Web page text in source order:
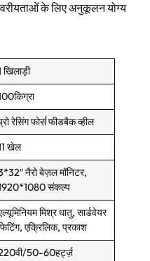
वरीयताओं के लिए अनुकूलन योग्य
खिलाड़ी
रेसिंग फोर्स फीडबैक व्हील
खेल
नैरो बेज़ल मॉनिटर,
संकल्प
मिश्र धातु, सार्डवेयर
एक्रिलिक, प्रकाश
50-60हर्ट्ज़